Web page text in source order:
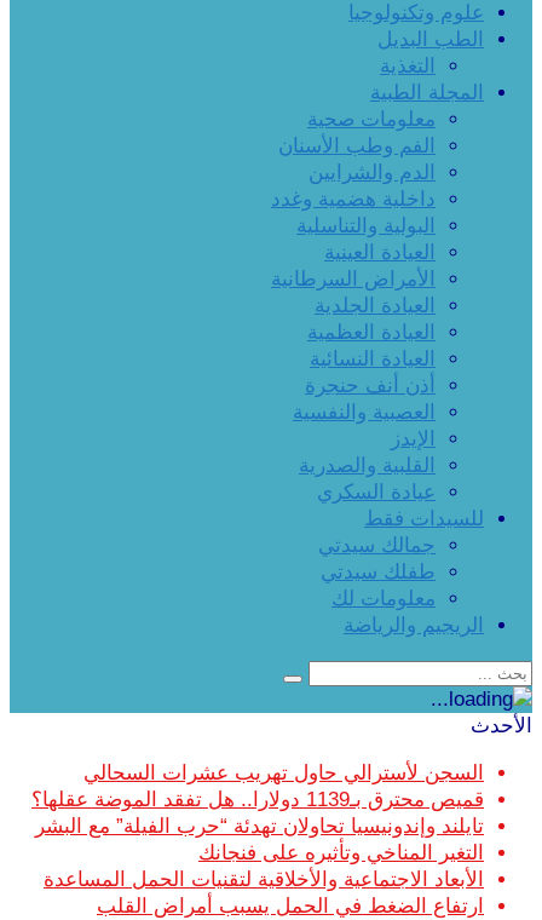
علوم وتكنولوجيا
الطب البديل
التغذية
المجلة الطبية
معلومات صحية
الفم وطب الأسنان
الدم والشرايين
داخلية هضمية وغدد
البولية والتناسلية
العيادة العينية
الأمراض السرطانية
العيادة الجلدية
العيادة العظمية
العيادة النسائية
أذن أنف حنجرة
العصبية والنفسية
الإيدز
القلبية والصدرية
عيادة السكري
للسيدات فقط
جمالك سيدتي
طفلك سيدتي
معلومات لك
الريجيم والرياضة
الأحدث
السجن لأسترالي حاول تهريب عشرات السحالي
قميص محترق بـ1139 دولارا.. هل تفقد الموضة عقلها؟
تايلند وإندونيسيا تحاولان تهدئة “حرب الفيلة” مع البشر
التغير المناخي وتأثيره على فنجانك
الأبعاد الاجتماعية والأخلاقية لتقنيات الحمل المساعدة
ارتفاع الضغط في الحمل يسبب أمراض القلب